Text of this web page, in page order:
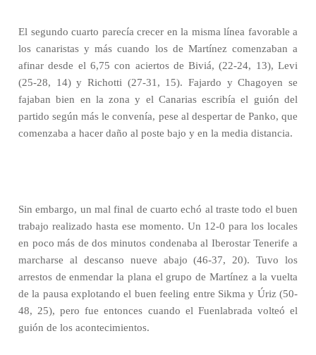
El segundo cuarto parecía crecer en la misma línea favorable a
los canaristas y más cuando los de Martínez comenzaban a
afinar desde el 6,75 con aciertos de Biviá, (22-24, 13), Levi
(25-28, 14) y Richotti (27-31, 15). Fajardo y Chagoyen se
fajaban bien en la zona y el Canarias escribía el guión del
partido según más le convenía, pese al despertar de Panko, que
comenzaba a hacer daño al poste bajo y en la media distancia.
Sin embargo, un mal final de cuarto echó al traste todo el buen
trabajo realizado hasta ese momento. Un 12-0 para los locales
en poco más de dos minutos condenaba al Iberostar Tenerife a
marcharse al descanso nueve abajo (46-37, 20). Tuvo los
arrestos de enmendar la plana el grupo de Martínez a la vuelta
de la pausa explotando el buen feeling entre Sikma y Úriz (50-
48, 25), pero fue entonces cuando el Fuenlabrada volteó el
guión de los acontecimientos.